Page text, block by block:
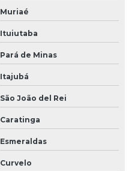
Muriaé
Ituiutaba
Pará de Minas
Itajubá
São João del Rei
Caratinga
Esmeraldas
Curvelo